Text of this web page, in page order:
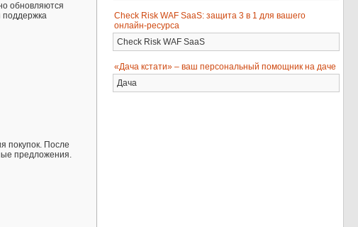
обновляются
поддержка
покупок. После
предложения.
Check Risk WAF SaaS: защита 3 в 1 для вашего
онлайн-ресурса
Check Risk WAF SaaS
«Дача кстати» – ваш персональный помощник на даче
Дача